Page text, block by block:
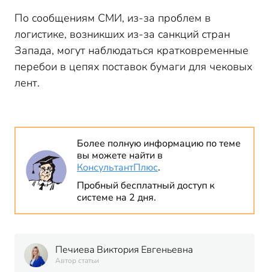
По сообщениям СМИ, из-за проблем в
логистике, возникших из-за санкций стран
Запада, могут наблюдаться кратковременные
перебои в цепях поставок бумаги для чековых
лент.
Более полную информацию по теме
вы можете найти в
КонсультантПлюс.
Пробный бесплатный доступ к
системе на 2 дня.
Печиева Виктория Евгеньевна
Автор статьи